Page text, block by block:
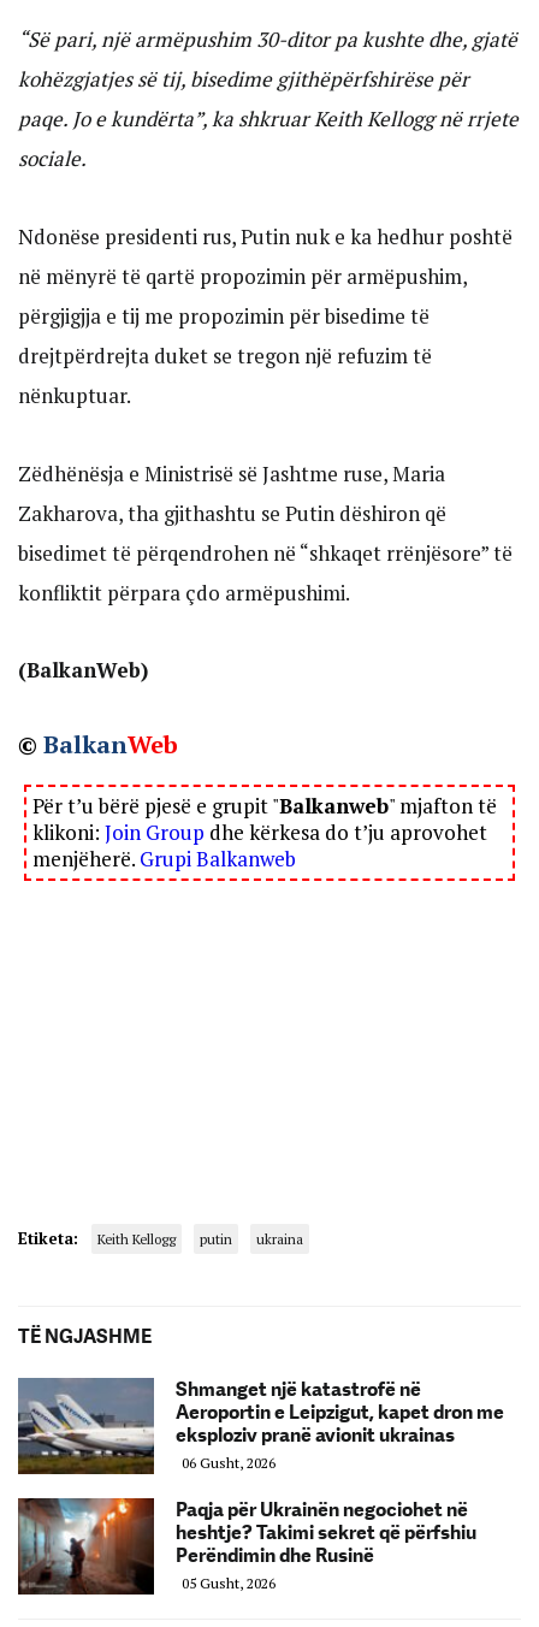
“Së pari, një armëpushim 30-ditor pa kushte dhe, gjatë
kohëzgjatjes së tij, bisedime gjithëpërfshirëse për
paqe. Jo e kundërta”, ka shkruar Keith Kellogg në rrjete
sociale.
Ndonëse presidenti rus, Putin nuk e ka hedhur poshtë
në mënyrë të qartë propozimin për armëpushim,
përgjigjja e tij me propozimin për bisedime të
drejtpërdrejta duket se tregon një refuzim të
nënkuptuar.
Zëdhënësja e Ministrisë së Jashtme ruse, Maria
Zakharova, tha gjithashtu se Putin dëshiron që
bisedimet të përqendrohen në “shkaqet rrënjësore” të
konfliktit përpara çdo armëpushimi.
(BalkanWeb)
© BalkanWeb
Për t’u bërë pjesë e grupit "Balkanweb" mjafton të
klikoni: Join Group dhe kërkesa do t’ju aprovohet
menjëherë. Grupi Balkanweb
Etiketa: Keith Kellogg putin ukraina
TË NGJASHME
Shmanget një katastrofë në
Aeroportin e Leipzigut, kapet dron me
eksploziv pranë avionit ukrainas
06 Gusht, 2026
Paqja për Ukrainën negociohet në
heshtje? Takimi sekret që përfshiu
Perëndimin dhe Rusinë
05 Gusht, 2026